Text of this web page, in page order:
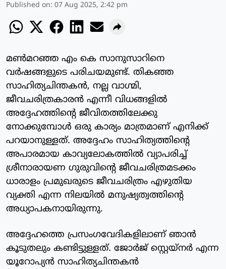
Published on: 07 Aug 2025, 2:42 pm
മണ്‍മറഞ്ഞ എം കെ സാനുസാറിനെ
വര്‍ഷങ്ങളുടെ പരിചയമുണ്ട്. തികഞ്ഞ
സാഹിത്യചിന്തകന്‍, നല്ല വാഗ്മി,
ജീവചരിത്രകാരന്‍ എന്നീ വിധങ്ങളില്‍
അദ്ദേഹത്തിന്റെ ജീവിതത്തിലേക്കു
നോക്കുമ്പോള്‍ ഒരു കാര്യം മാത്രമാണ് എനിക്ക്
പറയാനുള്ളത്. അദ്ദേഹം സാഹിത്യത്തിന്റെ
അപാരമായ കാവ്യലോകത്തില്‍ വ്യാപരിച്ച്
ശ്രീനാരായണ ഗുരുവിന്റെ ജീവചരിത്രമടക്കം
ധാരാളം പ്രമുഖരുടെ ജീവചരിത്രം എഴുതിയ
വ്യക്തി എന്ന നിലയില്‍ മനുഷ്യത്വത്തിന്റെ
അധ്യാപകനായിരുന്നു.
അദ്ദേഹത്തെ പ്രസംഗവേദികളിലാണ് ഞാന്‍
കൂടുതലും കണ്ടിട്ടുള്ളത്. ജോര്‍ജ് സ്റ്റെയ്‌നര്‍ എന്ന
യൂറോപ്യന്‍ സാഹിത്യചിന്തകന്‍